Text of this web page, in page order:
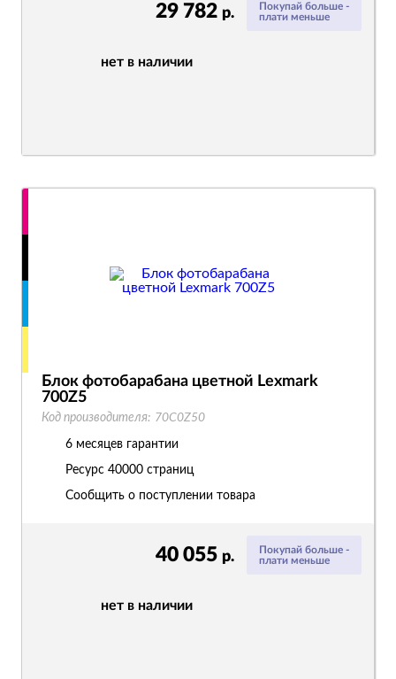
Покупай больше -
плати меньше
29 782 р.
нет в наличии
Покупай больше -
плати меньше
40 055 р.
нет в наличии
Блок фотобарабана цветной Lexmark
700Z5
Код производителя: 70C0Z50
6 месяцев гарантии
Ресурс 40000 страниц
Сообщить о поступлении товара